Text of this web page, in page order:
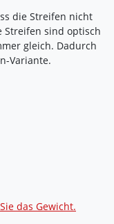
die Streifen nicht
Streifen sind optisch
gleich. Dadurch
Variante.
das Gewicht.